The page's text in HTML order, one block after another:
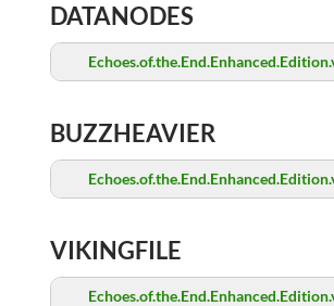
DATANODES
BUZZHEAVIER
VIKINGFILE